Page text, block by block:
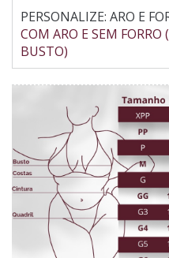
PERSONALIZE: ARO E
COM ARO E SEM
BUSTO)